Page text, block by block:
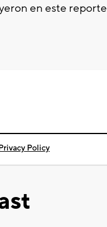
en este reporte
Policy